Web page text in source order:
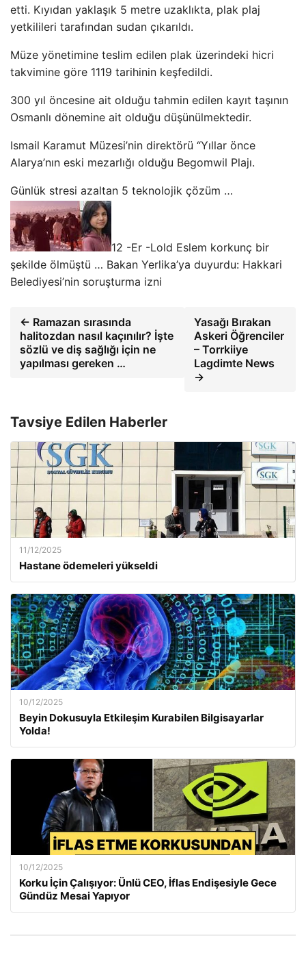
etti. Kıyıdan yaklaşık 5 metre uzaklıkta, plak plaj
yetkilileri tarafından sudan çıkarıldı.
Müze yönetimine teslim edilen plak üzerindeki hicri
takvimine göre 1119 tarihinin keşfedildi.
300 yıl öncesine ait olduğu tahmin edilen kayıt taşının
Osmanlı dönemine ait olduğu düşünülmektedir.
Ismail Karamut Müzesi’nin direktörü “Yıllar önce
Alarya’nın eski mezarlığı olduğu Begomwil Plajı.
Günlük stresi azaltan 5 teknolojik çözüm …
12 -Er -Lold Eslem korkunç bir
şekilde ölmüştü … Bakan Yerlika’ya duyurdu: Hakkari
Belediyesi’nin soruşturma izni
← Ramazan sırasında
halitozdan nasıl kaçınılır? İşte
sözlü ve diş sağlığı için ne
yapılması gereken …
Yasağı Bırakan
Askeri Öğrenciler
– Torrkiiye
Lagdimte News
→
Tavsiye Edilen Haberler
11/12/2025
Hastane ödemeleri yükseldi
10/12/2025
Beyin Dokusuyla Etkileşim Kurabilen Bilgisayarlar
Yolda!
10/12/2025
Korku İçin Çalışıyor: Ünlü CEO, İflas Endişesiyle Gece
Gündüz Mesai Yapıyor